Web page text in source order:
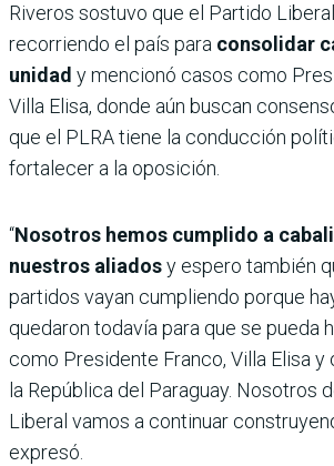
Riveros sostuvo que el Partido
recorriendo el país para consolidar
unidad y mencionó casos como
Villa Elisa, donde aún buscan
que el PLRA tiene la conducción
fortalecer a la oposición.
“Nosotros hemos cumplido a
nuestros aliadosy espero también
partidos vayan cumpliendo porque
quedaron todavía para que se pueda
como Presidente Franco, Villa Elisa
la República del Paraguay. Nosotros
Liberal vamos a continuar
expresó.